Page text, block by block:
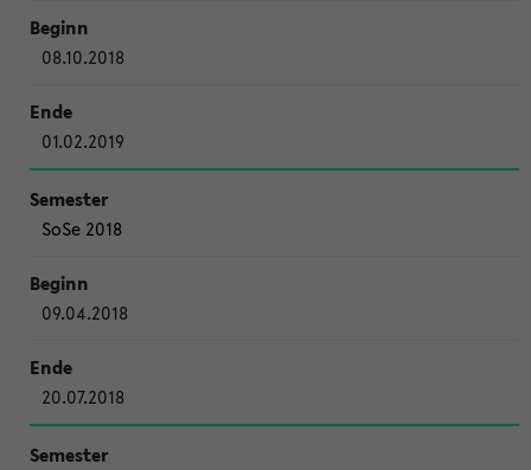
08.10.2018
01.02.2019
SoSe 2018
09.04.2018
20.07.2018